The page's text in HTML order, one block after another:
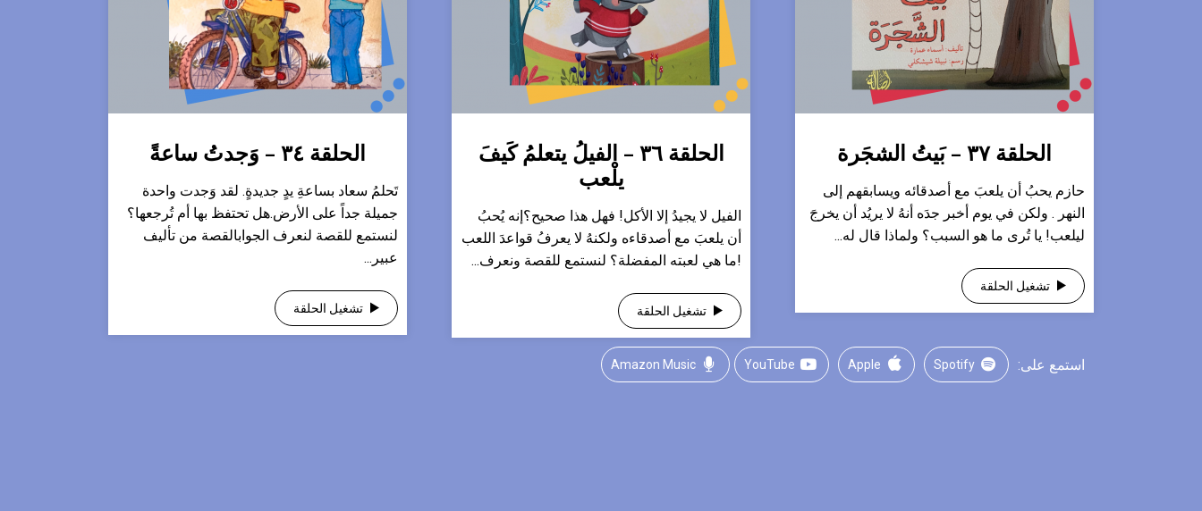
الحلقة ٣٧ – بَيتُ الشجَرة
حازم يحبُ أن يلعبَ مع أصدقائه ويسابقهم إلى
النهر . ولكن في يوم أخبر جدَه أنهُ لا يريُد أن يخرجَ
ليلعب! يا تُرى ما هو السبب؟ ولماذا قال له...
تشغيل الحلقة
الحلقة ٣٦ – الفيلُ يتعلمُ كَيفَ
يلْعب
​الفيل لا يجيدُ إلا الأكل! فهل هذا صحيح؟إنه يُحبُ
أن يلعبَ مع أصدقاءه ولكنهُ لا يعرفُ قواعدَ اللعب
!ما هي لعبته المفضلة؟ لنستمع للقصة ونعرف...
تشغيل الحلقة
الحلقة ٣٤ – وَجدتُ ساعةً
تَحلمُ سعاد بساعةِ يدٍ جديدةٍ. لقد وَجدت واحدة
جميلة جداً على الأرض.هل تحتفظ بها أم تُرجعها؟
لنستمع للقصة لنعرف الجوابالقصة من تأليف
عبير...
تشغيل الحلقة
استمع على: Spotify
Apple
YouTube
Amazon Music